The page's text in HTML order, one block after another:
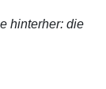
hinterher: die